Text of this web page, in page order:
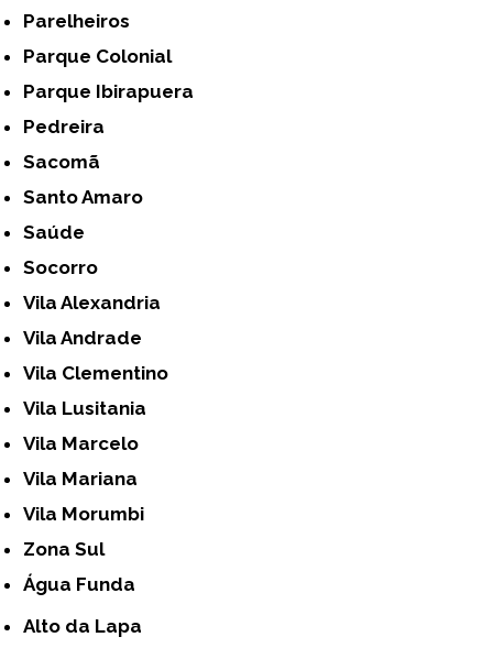
Parelheiros
Parque Colonial
Parque Ibirapuera
Pedreira
Sacomã
Santo Amaro
Saúde
Socorro
Vila Alexandria
Vila Andrade
Vila Clementino
Vila Lusitania
Vila Marcelo
Vila Mariana
Vila Morumbi
Zona Sul
Água Funda
Alto da Lapa